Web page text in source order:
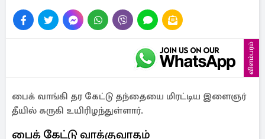
விளம்பரம்
பைக் வாங்கி தர கேட்டு தந்தையை மிரட்டிய இளைஞர்
தீயில் கருகி உயிரிழந்துள்ளார்.
பைக் கேட்டு வாக்குவாதம்